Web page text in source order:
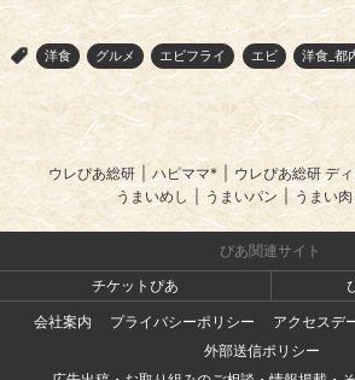
> 洋食 グルメ エビフライ エビ 洋食_都
ウレぴあ総研 ハピママ* ウレぴあ総研 デ
うまいめし | うまいパン | うまい肉
ぴあ関連サイト
チケットぴあ
会社案内
プライバシーポリシー
アクセスデ
外部送信ポリシー